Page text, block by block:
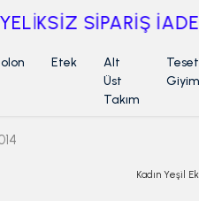
İÇİN TIKLA
Etek
Alt
Üst
Takım
Giyim
Kadın Yeşil